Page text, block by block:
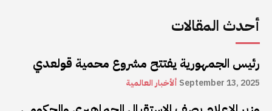
أحدث المقالات
رئيس الجمهورية يفتتح مشروع محمية قولعدي
ألأخبار العالمية September 13, 2025